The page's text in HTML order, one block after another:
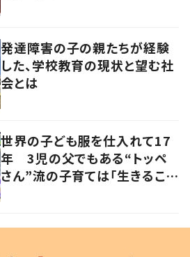
発達障害の子の親たちが経験
した、学校教育の現状と望む社
会とは
世界の子ども服を仕入れて17
年 3児の父でもある“トッペ
さん”流の子育ては「生きること